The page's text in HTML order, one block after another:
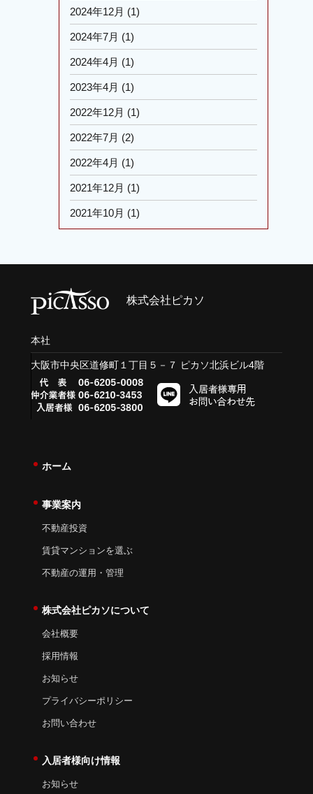
2024年12月 (1)
2024年7月 (1)
2024年4月 (1)
2023年4月 (1)
2022年12月 (1)
2022年7月 (2)
2022年4月 (1)
2021年12月 (1)
2021年10月 (1)
株式会社ピカソ
本社
大阪市中央区道修町１丁目５－７ ピカソ北浜ビル4階
ホーム
事業案内
不動産投資
賃貸マンションを選ぶ
不動産の運用・管理
株式会社ピカソについて
会社概要
採用情報
お知らせ
プライバシーポリシー
お問い合わせ
入居者様向け情報
お知らせ